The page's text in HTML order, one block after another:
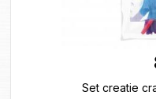
Set creatie